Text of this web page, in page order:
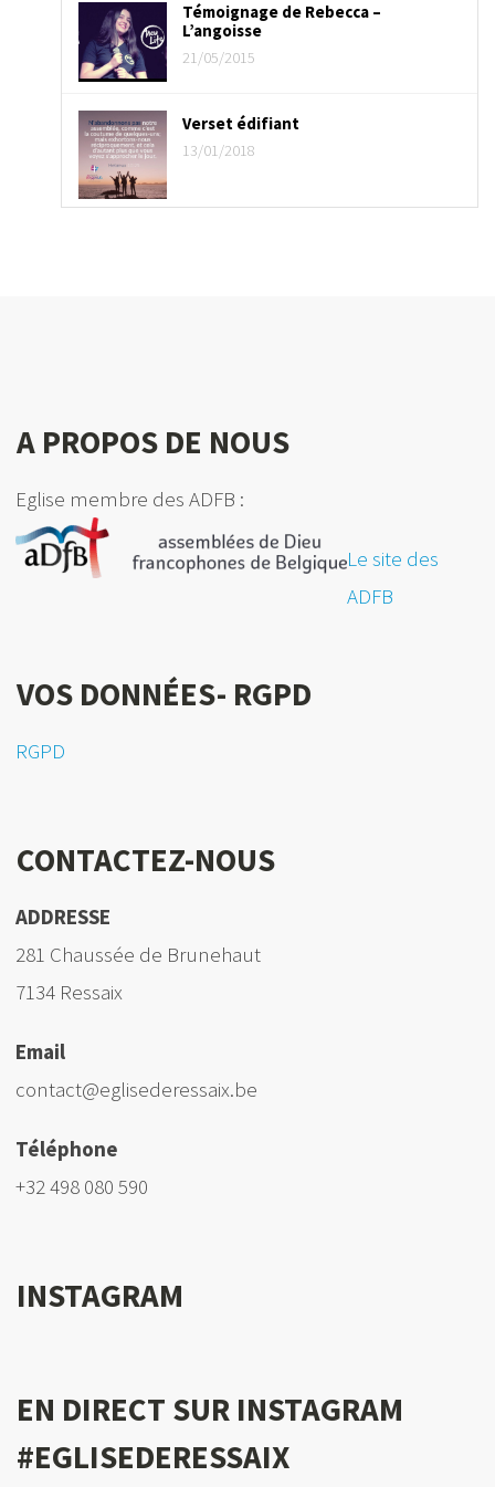
Témoignage de Rebecca –
L’angoisse
21/05/2015
Verset édifiant
13/01/2018
A PROPOS DE NOUS
Eglise membre des ADFB :
Le site des
ADFB
VOS DONNÉES- RGPD
RGPD
CONTACTEZ-NOUS
ADDRESSE
281 Chaussée de Brunehaut
7134 Ressaix
Email
contact@eglisederessaix.be
Téléphone
+32 498 080 590
INSTAGRAM
EN DIRECT SUR INSTAGRAM
#EGLISEDERESSAIX